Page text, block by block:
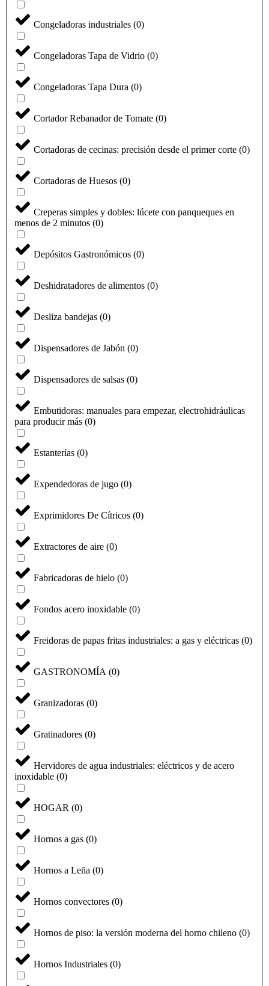
Congeladoras industriales (0)
Congeladoras Tapa de Vidrio (0)
Congeladoras Tapa Dura (0)
Cortador Rebanador de Tomate (0)
Cortadoras de cecinas: precisión desde el primer corte (0)
Cortadoras de Huesos (0)
Creperas simples y dobles: lúcete con panqueques en
menos de 2 minutos (0)
Depósitos Gastronómicos (0)
Deshidratadores de alimentos (0)
Desliza bandejas (0)
Dispensadores de Jabón (0)
Dispensadores de salsas (0)
Embutidoras: manuales para empezar, electrohidráulicas
para producir más (0)
Estanterías (0)
Expendedoras de jugo (0)
Exprimidores De Cítricos (0)
Extractores de aire (0)
Fabricadoras de hielo (0)
Fondos acero inoxidable (0)
Freidoras de papas fritas industriales: a gas y eléctricas (0)
GASTRONOMÍA (0)
Granizadoras (0)
Gratinadores (0)
Hervidores de agua industriales: eléctricos y de acero
inoxidable (0)
HOGAR (0)
Hornos a gas (0)
Hornos a Leña (0)
Hornos convectores (0)
Hornos de piso: la versión moderna del horno chileno (0)
Hornos Industriales (0)